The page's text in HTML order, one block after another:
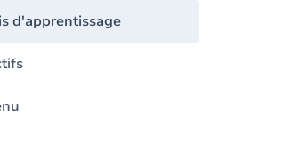
d'apprentissage